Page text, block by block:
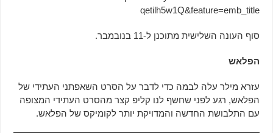
qetilh5w1Q&feature=emb_title
סוף העונה השלישית מתוכנן ל-11 בנובמבר.
הפלאש
עזרא מילר עלה לבמה כדי לדבר על הסרט השאפתני העתידי של
הפלאש, רגע לפני שחשף לנו קליפ קצר מהסרט העתידי המצופה
עם התלבושת החדשה והמדויקת יותר לקומיקס של הפלאש.